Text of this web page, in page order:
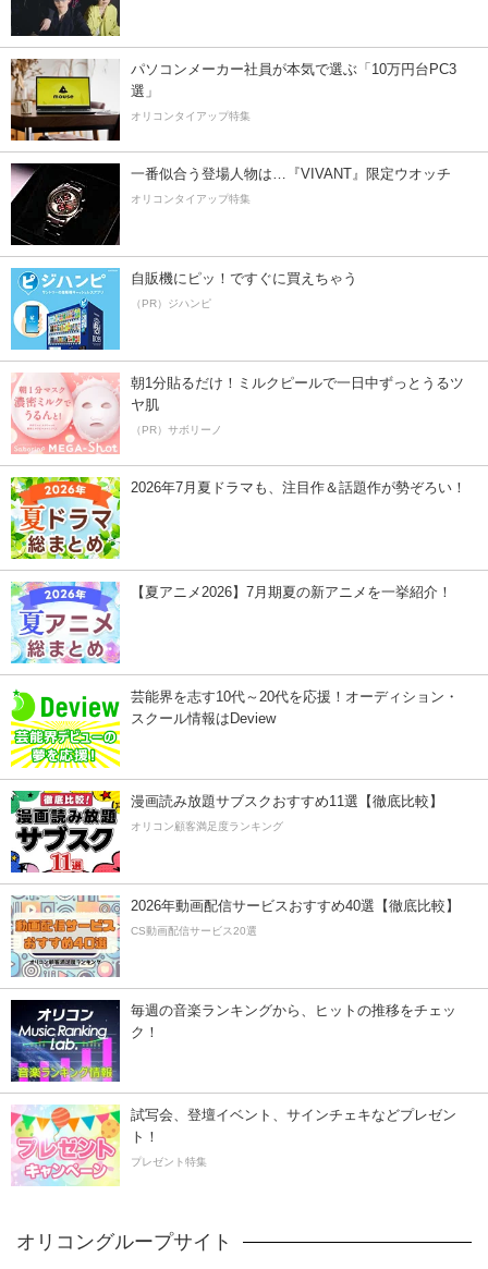
パソコンメーカー社員が本気で選ぶ「10万円台PC3
選」
オリコンタイアップ特集
一番似合う登場人物は…『VIVANT』限定ウオッチ
オリコンタイアップ特集
自販機にピッ！ですぐに買えちゃう
（PR）ジハンピ
朝1分貼るだけ！ミルクピールで一日中ずっとうるツ
ヤ肌
（PR）サボリーノ
2026年7月夏ドラマも、注目作＆話題作が勢ぞろい！
【夏アニメ2026】7月期夏の新アニメを一挙紹介！
芸能界を志す10代～20代を応援！オーディション・
スクール情報はDeview
漫画読み放題サブスクおすすめ11選【徹底比較】
オリコン顧客満足度ランキング
2026年動画配信サービスおすすめ40選【徹底比較】
CS動画配信サービス20選
毎週の音楽ランキングから、ヒットの推移をチェッ
ク！
試写会、登壇イベント、サインチェキなどプレゼン
ト！
プレゼント特集
オリコングループサイト